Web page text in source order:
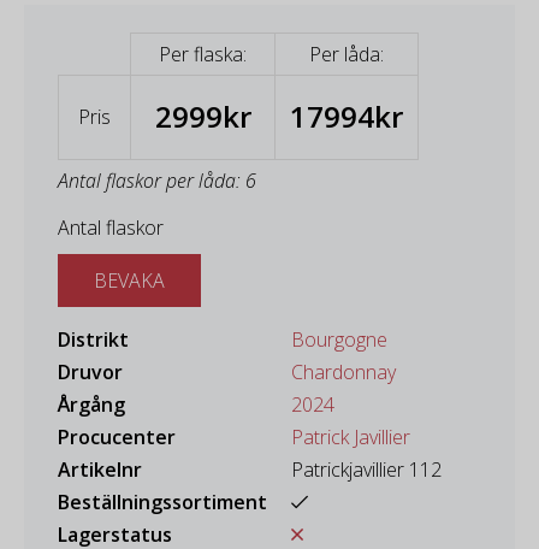
Per flaska: Per låda:
Pris 2999kr 17994kr
Antal flaskor per låda: 6
Antal flaskor
BEVAKA
Distrikt
Bourgogne
Druvor
Chardonnay
Årgång
2024
Procucenter
Patrick Javillier
Artikelnr
Patrickjavillier 112
Beställningssortiment
Lagerstatus